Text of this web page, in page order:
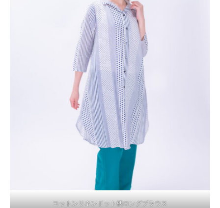
コットンリネンドット柄ロングブラウス